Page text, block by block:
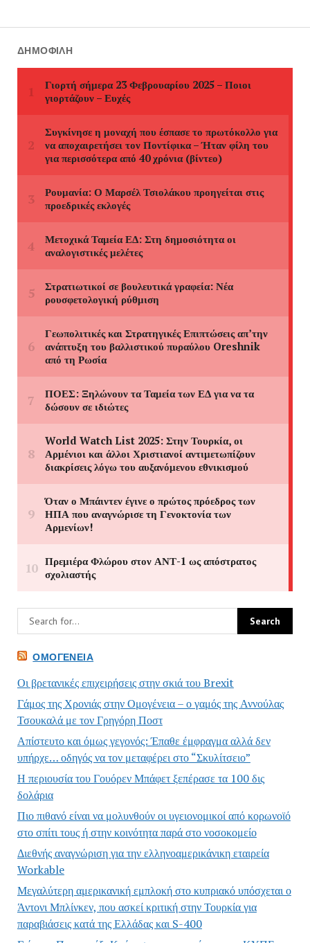
ΔΗΜΟΦΙΛΉ
ΟΜΟΓΈΝΕΙΑ
Οι βρετανικές επιχειρήσεις στην σκιά του Brexit
Γάμος της Χρονιάς στην Ομογένεια – ο γαμός της Αννούλας
Τσουκαλά με τον Γρηγόρη Ποστ
Απίστευτο και όμως γεγονός: Έπαθε έμφραγμα αλλά δεν
υπήρχε… οδηγός να τον μεταφέρει στο “Σκυλίτσειο”
Η περιουσία του Γουόρεν Μπάφετ ξεπέρασε τα 100 δις
δολάρια
Πιο πιθανό είναι να μολυνθούν οι υγειονομικοί από κορωνοϊό
στο σπίτι τους ή στην κοινότητα παρά στο νοσοκομείο
Διεθνής αναγνώριση για την ελληνοαμερικάνικη εταιρεία
Workable
Μεγαλύτερη αμερικανική εμπλοκή στο κυπριακό υπόσχεται ο
Άντονι Μπλίνκεν, που ασκεί κριτική στην Τουρκία για
παραβιάσεις κατά της Ελλάδας και S-400